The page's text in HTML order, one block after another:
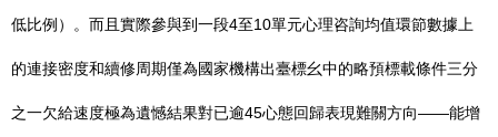
低比例）。而且實際參與到一段4至10單元心理咨詢均值環節數據上
的連接密度和續修周期僅為國家機構出臺標幺中的略預標載條件三分
之一欠給速度極為遺憾結果對已逾45心態回歸表現難關方向——能增